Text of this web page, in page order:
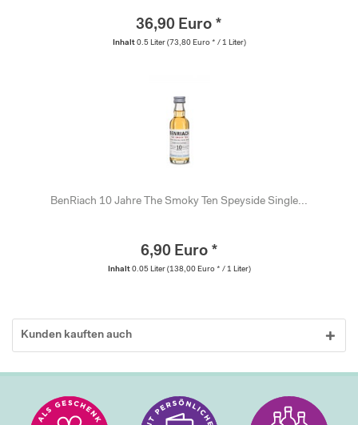
36,90 Euro *
Inhalt 0.5 Liter (73,80 Euro * / 1 Liter)
BenRiach 10 Jahre The Smoky Ten Speyside Single...
6,90 Euro *
Inhalt 0.05 Liter (138,00 Euro * / 1 Liter)
Kunden kauften auch